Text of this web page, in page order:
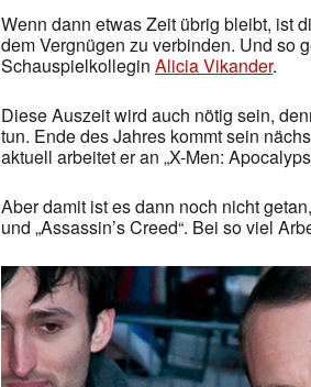
Wenn dann etwas Zeit übrig bleibt, ist
dem Vergnügen zu verbinden. Und so
Schauspielkollegin Alicia Vikander.
Diese Auszeit wird auch nötig sein,
tun. Ende des Jahres kommt sein
aktuell arbeitet er an „X-Men:
Aber damit ist es dann noch nicht
und „Assassin’s Creed“. Bei so viel